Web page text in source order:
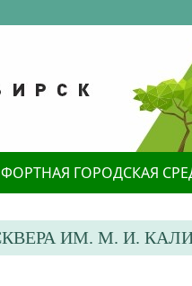
ГОРОДСКАЯ
ИМ. М. И.